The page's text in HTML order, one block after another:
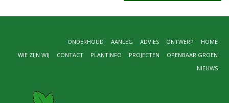
HOME
ONTWERP
ADVIES
AANLEG
ONDERHOUD
OPENBAAR GROEN
PROJECTEN
PLANTINFO
CONTACT
WIE ZIJN WIJ
NIEUWS